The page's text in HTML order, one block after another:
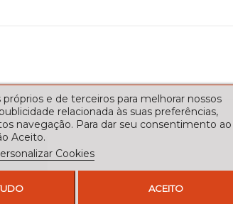
próprios e de terceiros para melhorar nossos
relacionada às suas preferências,
navegação. Para dar seu consentimento
Aceito.
Cookies
ACEITO